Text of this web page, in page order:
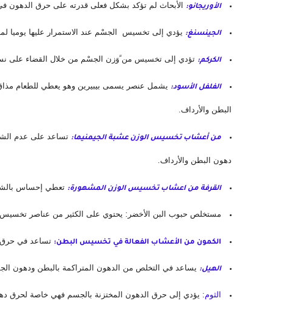
الأوريجانو: الأبحاث لم تؤكد بشكل فعلى قدرته على حرق الدهون
الجينسنغ: يؤدي إلى تخسيس  الجسْم عند الاستمرار عليها يوميا لمدة لا
الكركم: تؤدي إلى تخسيس من ََوَزن الجسْم من خلال القضاء على
الفلفل الأسود:
البطن والأرداف.
من أعشاب تخسيس الوزن عشبة الجيمنيما:
دهون البطن والأرداف.
القرفة من اعشاب تخسيس الوزن المشهورة: تعطي إحساس
مستخلص حبوب البن الأخضر: يحتوي على الكثير من عناصر
الكمون من الأعشاب الفعالة في تخسيس البطن: تساعد في حرق
الهيل: يساعد في التخلص من الدهون المتراكمة بالبطن ودهون
الثوم: يؤدي إلى حرق الدهون المختزنة بالجسم فهي خاصة لحرق